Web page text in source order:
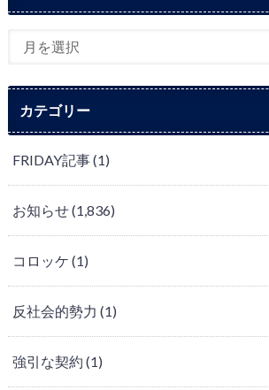
カテゴリー
FRIDAY記事(1)
お知らせ(1,836)
コロッケ (1)
反社会的勢力 (1)
強引な契約 (1)